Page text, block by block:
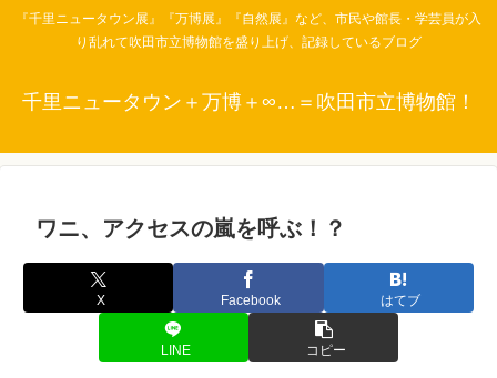
『千里ニュータウン展』『万博展』『自然展』など、市民や館長・学芸員が入
り乱れて吹田市立博物館を盛り上げ、記録しているブログ
千里ニュータウン＋万博＋∞…＝吹田市立博物館！
ワニ、アクセスの嵐を呼ぶ！？
X Facebook はてブ
LINE コピー